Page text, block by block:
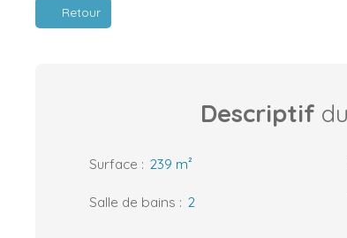
Retour
Descriptif
Surface : 239 m²
Salle de bains : 2